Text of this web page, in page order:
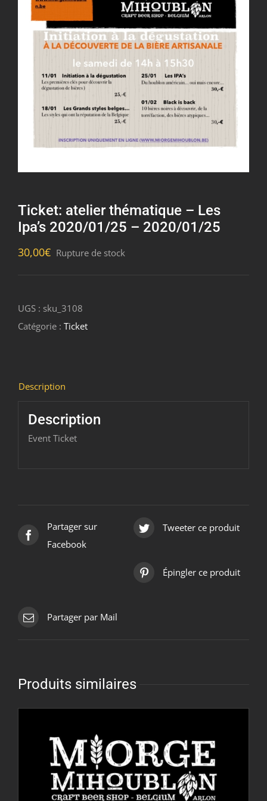
Ticket: atelier thématique – Les
Ipa’s 2020/01/25 – 2020/01/25
30,00€ Rupture de stock
UGS : sku_3108
Catégorie : Ticket
Description
Description
Event Ticket
Partager sur
Facebook
Tweeter ce produit
Épingler ce produit
Partager par Mail
Produits similaires